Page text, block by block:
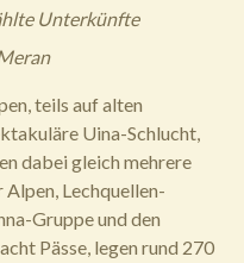
Unterkünfte
teils auf alten
Uina-Schlucht,
dabei gleich mehrere
Lechquellen-
Gruppe und den
Pässe, legen rund 270